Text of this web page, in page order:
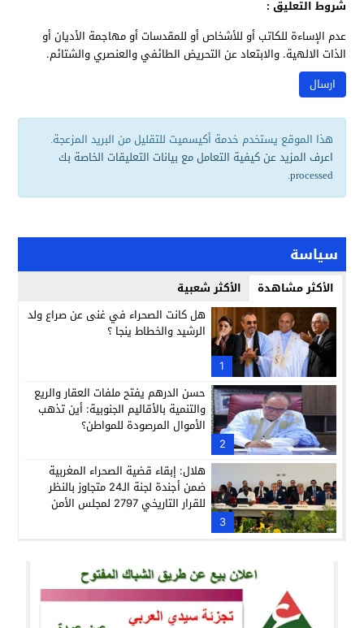
شروط التعليق :
عدم الإساءة للكاتب أو للأشخاص أو للمقدسات أو مهاجمة الأديان أو
الذات الالهية. والابتعاد عن التحريض الطائفي والعنصري والشتائم.
هذا الموقع يستخدم خدمة أكيسميت للتقليل من البريد المزعجة.
اعرف المزيد عن كيفية التعامل مع بيانات التعليقات الخاصة بك
processed
.
سياسة
الأكثر مشاهدة الأكثر شعبية
1
هل كانت الصحراء في غنى عن صراع ولد
الرشيد والخطاط ينجا ؟
2
حسن الدرهم يفتح ملفات العقار والريع
والتنمية بالأقاليم الجنوبية: أين تذهب
الأموال المرصودة للمواطن؟
3
هلال: إبقاء قضية الصحراء المغربية
ضمن أجندة لجنة الـ24 متجاوز بالنظر
للقرار التاريخي 2797 لمجلس الأمن